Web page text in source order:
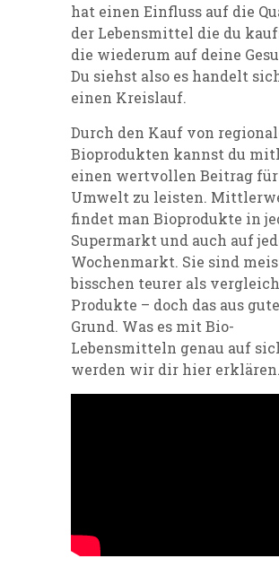
hat einen Einfluss auf die
der Lebensmittel die du
die wiederum auf deine
Du siehst also es handelt
einen Kreislauf.
Durch den Kauf von
Bioprodukten kannst du
einen wertvollen Beitrag
Umwelt zu leisten.
findet man Bioprodukte in
Supermarkt und auch auf
Wochenmarkt. Sie sind
bisschen teurer als
Produkte – doch das aus
Grund. Was es mit Bio-
Lebensmitteln genau auf
werden wir dir hier erklären.